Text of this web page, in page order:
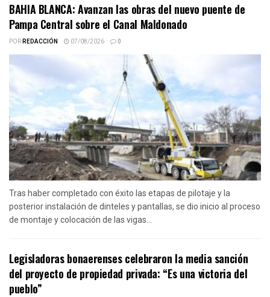
BAHIA BLANCA: Avanzan las obras del nuevo puente de
Pampa Central sobre el Canal Maldonado
PORREDACCIÓN 07/08/2026 0
Tras haber completado con éxito las etapas de pilotaje y la
posterior instalación de dinteles y pantallas, se dio inicio al proceso
de montaje y colocación de las vigas...
Legisladoras bonaerenses celebraron la media sanción
del proyecto de propiedad privada: “Es una victoria del
pueblo”